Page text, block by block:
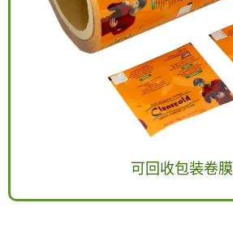
可回收包装卷膜